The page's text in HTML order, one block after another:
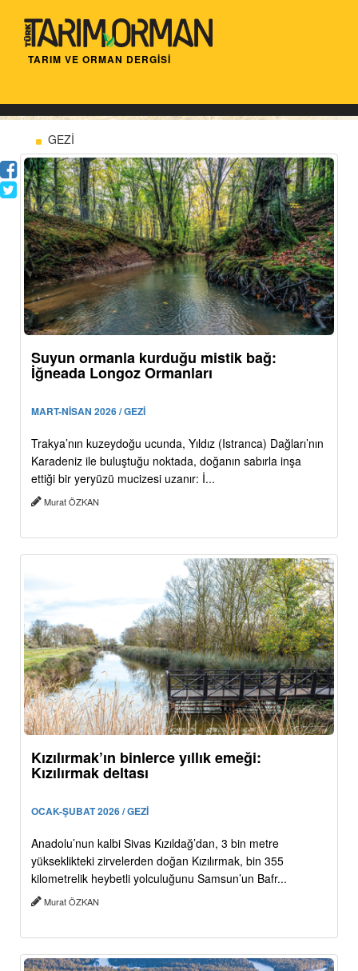
TARIM VE ORMAN DERGİSİ
GEZİ
Suyun ormanla kurduğu mistik bağ:
İğneada Longoz Ormanları
MART-NİSAN 2026 / GEZİ
Trakya’nın kuzeydoğu ucunda, Yıldız (Istranca) Dağları’nın
Karadeniz ile buluştuğu noktada, doğanın sabırla inşa
ettiği bir yeryüzü mucizesi uzanır: İ...
Murat ÖZKAN
Kızılırmak’ın binlerce yıllık emeği:
Kızılırmak deltası
OCAK-ŞUBAT 2026 / GEZİ
Anadolu’nun kalbi Sivas Kızıldağ’dan, 3 bin metre
yükseklikteki zirvelerden doğan Kızılırmak, bin 355
kilometrelik heybetli yolculuğunu Samsun’un Bafr...
Murat ÖZKAN